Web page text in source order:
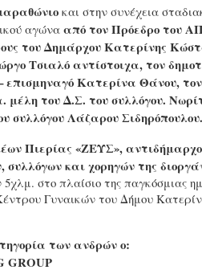
και στην συνέχεια
αγώνα από τον Πρόεδρο του
του Δημάρχου Κατερίνης
Τσιαλό αντίστοιχα, τον
Κατερίνα Θάνου,
του Δ.Σ. του συλλόγου.
συλλόγου Λάζαρου Σιδηρόπουλου.
Πιερίας «ΖΕΥΣ»,
και χορηγών της
στο πλαίσιο της παγκόσμιας
Γυναικών του Δήμου
των ανδρών ο:
GROUP